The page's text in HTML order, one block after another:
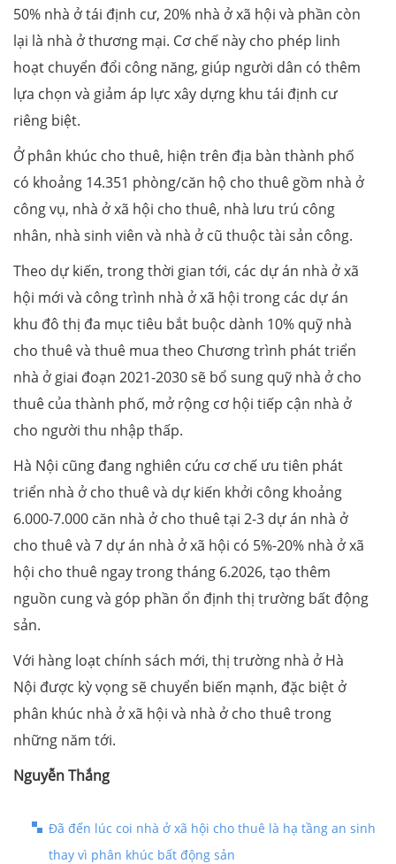
50% nhà ở tái định cư, 20% nhà ở xã hội và phần còn
lại là nhà ở thương mại. Cơ chế này cho phép linh
hoạt chuyển đổi công năng, giúp người dân có thêm
lựa chọn và giảm áp lực xây dựng khu tái định cư
riêng biệt.
Ở phân khúc cho thuê, hiện trên địa bàn thành phố
có khoảng 14.351 phòng/căn hộ cho thuê gồm nhà ở
công vụ, nhà ở xã hội cho thuê, nhà lưu trú công
nhân, nhà sinh viên và nhà ở cũ thuộc tài sản công.
Theo dự kiến, trong thời gian tới, các dự án nhà ở xã
hội mới và công trình nhà ở xã hội trong các dự án
khu đô thị đa mục tiêu bắt buộc dành 10% quỹ nhà
cho thuê và thuê mua theo Chương trình phát triển
nhà ở giai đoạn 2021-2030 sẽ bổ sung quỹ nhà ở cho
thuê của thành phố, mở rộng cơ hội tiếp cận nhà ở
cho người thu nhập thấp.
Hà Nội cũng đang nghiên cứu cơ chế ưu tiên phát
triển nhà ở cho thuê và dự kiến khởi công khoảng
6.000-7.000 căn nhà ở cho thuê tại 2-3 dự án nhà ở
cho thuê và 7 dự án nhà ở xã hội có 5%-20% nhà ở xã
hội cho thuê ngay trong tháng 6.2026, tạo thêm
nguồn cung và góp phần ổn định thị trường bất động
sản.
Với hàng loạt chính sách mới, thị trường nhà ở Hà
Nội được kỳ vọng sẽ chuyển biến mạnh, đặc biệt ở
phân khúc nhà ở xã hội và nhà ở cho thuê trong
những năm tới.
Nguyễn Thắng
Đã đến lúc coi nhà ở xã hội cho thuê là hạ tầng an sinh
thay vì phân khúc bất động sản